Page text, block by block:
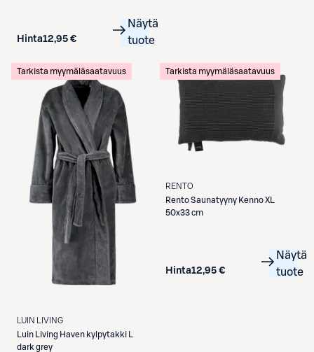
Hinta12,95 €
Näytä
tuote
Tarkista myymäläsaatavuus
LUIN LIVING
Luin Living Haven kylpytakki L
dark grey
Tarkista myymäläsaatavuus
RENTO
RentoSaunatyyny Kenno XL
50x33 cm
Hinta12,95 €
Näytä
tuote